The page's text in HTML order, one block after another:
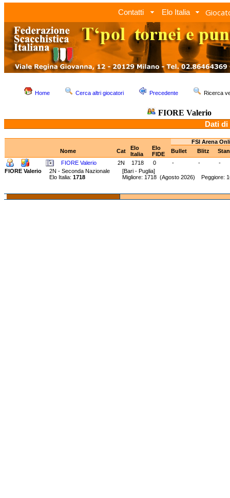
Contatti Elo Italia
Home Cerca altri giocatori Precedente Ricerca
FIORE Valerio
Dati di
FSI Arena
Nome
Cat
Elo
Italia
Elo
FIDE
Bullet Blitz
FIORE Valerio
2N 1718 0 - -
-
FIORE Valerio
2N - Seconda Nazionale [Bari - Puglia]
Elo Italia: 1718 Migliore: 1718 (Agosto 2026) Peggiore: